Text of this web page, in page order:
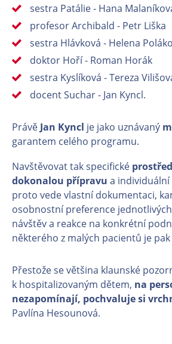
sestra Patálie - Hana
profesor Archibald - Petr Liška
sestra Hlávková - Helena
doktor Hoří - Roman Horák
sestra Kyslíková - Tereza
docent Suchar - Jan Kyncl.
Právě Jan Kyncl je jako uznávaný
garantem celého programu.
Navštěvovat tak specifické
dokonalou přípravu a
proto vede vlastní dokumentaci,
osobnostní preference
návštěv a reakce na konkrétní
některého z malých pacientů je
Přestože se většina klaunské
k hospitalizovaným dětem, na
nezapomínají, pochvaluje si
Pavlína Hesounová.